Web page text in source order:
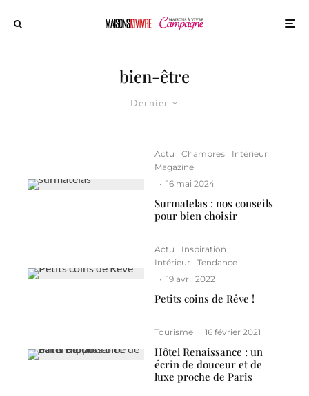
bien-être
Dernier
Actu Chambres
Intérieur
Magazine
· 16 mai 2024
Surmatelas : nos conseils
pour bien choisir
Actu
Inspiration
Intérieur
Tendance
· 19 avril 2022
Petits coins de Rêve !
Tourisme · 16 février 2021
Hôtel Renaissance : un
écrin de douceur et de
luxe proche de Paris